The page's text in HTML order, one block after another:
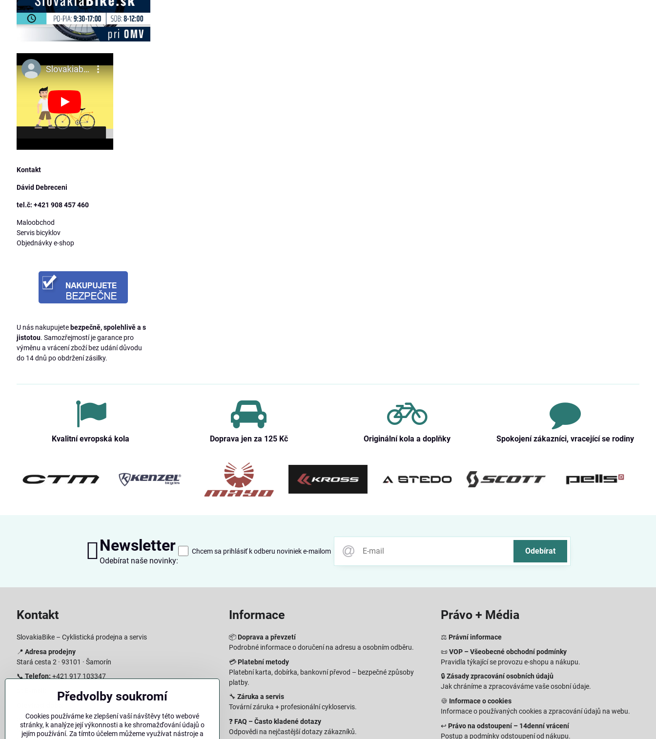
Kontakt
Dávid Debreceni
tel.č: +421 908 457 460
Maloobchod
Servis bicyklov
Objednávky e-shop
U nás nakupujete bezpečně, spolehlivě a s
jistotou. Samozřejmostí je garance pro
výměnu a vrácení zboží bez udání důvodu
do 14 dnů po obdržení zásilky.
Kvalitní evropská kola Doprava jen za 125 Kč Originální kola a doplňky Spokojení zákazníci, vracející se rodiny
Newsletter
Odebírat naše novinky:
Odebírat
Chcem sa prihlásiť k odberu noviniek e-mailom
Kontakt
SlovakiaBike – Cyklistická prodejna a servis
📍 Adresa prodejny
Stará cesta 2 · 93101 · Šamorín
📞 Telefon: +421 917 103347
info@slovakiabike.sk
Pondělí–Pátek: 09:00–15:00
Sobota: 09:00–11:00
Informace
📦 Doprava a převzetí
Podrobné informace o doručení na adresu a osobním odběru.
💳 Platební metody
Platební karta, dobírka, bankovní převod – bezpečné způsoby
platby.
🔧 Záruka a servis
Tovární záruka + profesionální cykloservis.
❓ FAQ – Často kladené dotazy
Odpovědi na nejčastější dotazy zákazníků.
Právo + Média
⚖️ Právní informace
📜VOP – Všeobecné obchodní podmínky
Pravidla týkající se provozu e-shopu a nákupu.
🔒Zásady zpracování osobních údajů
Jak chráníme a zpracováváme vaše osobní údaje.
🍪 Informace o cookies
Informace o používaných cookies a zpracování údajů na webu.
↩️ Právo na odstoupení – 14denní vrácení
Postup a podmínky odstoupení od nákupu.
Předvolby soukromí
Cookies používáme ke zlepšení vaší návštěvy této webové
stránky, k analýze její výkonnosti a ke shromažďování údajů o
jejím používání. Za tímto účelem můžeme využívat nástroje a